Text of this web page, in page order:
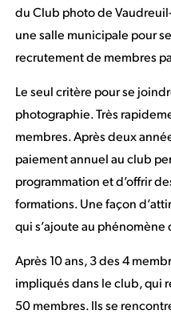
du Club photo de
une salle municipale pour
recrutement de membres
Le seul critère pour se
photographie. Très
membres. Après deux
paiement annuel au club
programmation et d’offrir
formations. Une façon
qui s’ajoute au
Après 10 ans, 3 des 4
impliqués dans le club, qui
50 membres. Ils se